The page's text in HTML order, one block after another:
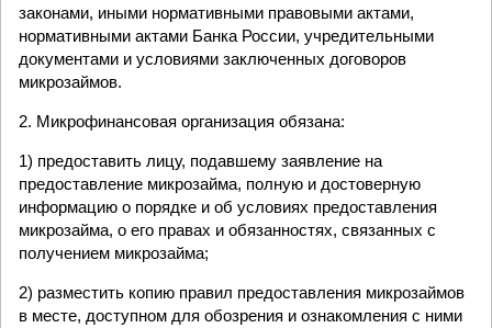
законами, иными нормативными правовыми актами,
нормативными актами Банка России, учредительными
документами и условиями заключенных договоров
микрозаймов.
2. Микрофинансовая организация обязана:
1) предоставить лицу, подавшему заявление на
предоставление микрозайма, полную и достоверную
информацию о порядке и об условиях предоставления
микрозайма, о его правах и обязанностях, связанных с
получением микрозайма;
2) разместить копию правил предоставления микрозаймов
в месте, доступном для обозрения и ознакомления с ними